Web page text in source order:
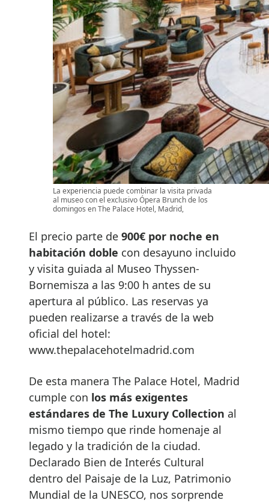
La experiencia puede combinar la visita privada
al museo con el exclusivo Ópera Brunch de los
domingos en The Palace Hotel, Madrid,
El precio parte de 900€ por noche en
habitación doble con desayuno incluido
y visita guiada al Museo Thyssen-
Bornemisza a las 9:00 h antes de su
apertura al público. Las reservas ya
pueden realizarse a través de la web
oficial del hotel:
www.thepalacehotelmadrid.com
De esta manera The Palace Hotel, Madrid
cumple con los más exigentes
estándares de The Luxury Collection al
mismo tiempo que rinde homenaje al
legado y la tradición de la ciudad.
Declarado Bien de Interés Cultural
dentro del Paisaje de la Luz, Patrimonio
Mundial de la UNESCO, nos sorprende